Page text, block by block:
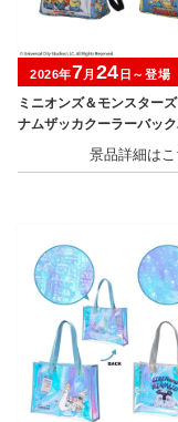
ミニオンズ＆モンスター
ナムザッカクーラーバッ
2026年7月 24 日～登場